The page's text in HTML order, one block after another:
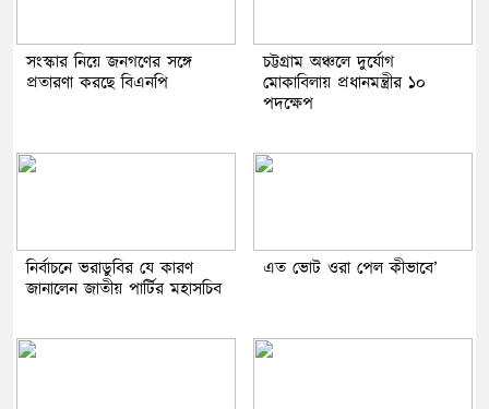
সংস্কার নিয়ে জনগণের সঙ্গে
প্রতারণা করছে বিএনপি
চট্টগ্রাম অঞ্চলে দুর্যোগ
মোকাবিলায় প্রধানমন্ত্রীর ১০
পদক্ষেপ
নির্বাচনে ভরাডুবির যে কারণ
জানালেন জাতীয় পার্টির মহাসচিব
এত ভোট ওরা পেল কীভাবে’